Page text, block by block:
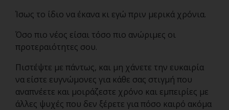
Ίσως το ίδιο να έκανα κι εγώ πριν μερικά χρόνια.
Όσο πιο νέος είσαι τόσο πιο ανώριμες οι
προτεραιότητες σου.
Πιστέψτε με πάντως, και μη χάνετε την ευκαιρία
να είστε ευγνώμονες για κάθε σας στιγμή που
αναπνέετε και μοιράζεστε χρόνο και εμπειρίες με
άλλες ψυχές που δεν ξέρετε για πόσο καιρό ακόμα